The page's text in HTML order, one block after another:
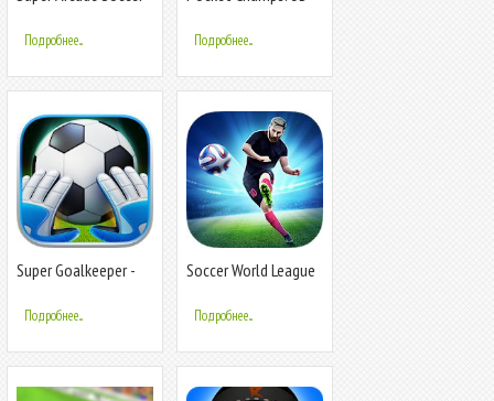
Подробнее... Подробнее...
Super Goalkeeper -
Подробнее...
Soccer World League
Подробнее...